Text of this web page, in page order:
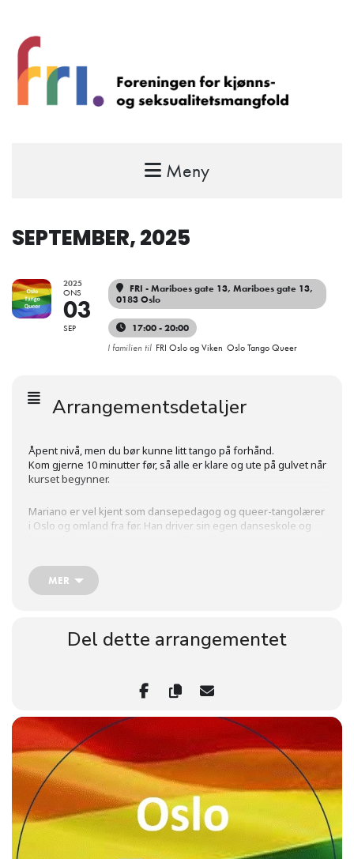
FRI – foreningen for kjønns- og
Meny
SEPTEMBER, 2025
2025
ONS
03
SEP
FRI - Mariboes gate 13, Mariboes gate 13,
0183 Oslo
17:00 - 20:00
I familien til FRI Oslo og Viken Oslo Tango Queer
Arrangementsdetaljer
Åpent nivå, men du bør kunne litt tango på forhånd.
Kom gjerne 10 minutter før, så alle er klare og ute på gulvet når
kurset begynner.
Mariano er vel kjent som dansepedagog og queer-tangolærer
i Oslo og omland fra før. Han driver sin egen danseskole og
påfølgende practica.
Betaling på Vipps til #938375 “Oslo Tango Queer”, skriv
Vi sees i Mariboes gate 13, 1 etg.
Arrangør: Oslo Tango Queer, en aktivitetsgruppe i Fri Oslo
Viken
PRIVATE LESSONS:
Vi er så heldige at Mariano kan tilby privattimer tidligere
samme dag, eller om ettermiddagen lørdagen før. Hvis du er
interessert i det, kan du kontakte han direkte på whatsapp: 34
603 84 70 38 eller mgtango@gmail.com
MER
Del dette arrangementet